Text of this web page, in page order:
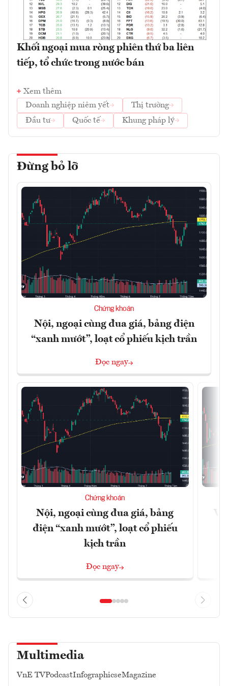
Khối ngoại mua ròng phiên thứ ba liên
tiếp, tổ chức trong nước bán
Xem thêm
Doanh nghiệp niêm yết
Thị trường
Đầu tư
Quốc tế Khung pháp lý
Đừng bỏ lỡ
Chứng khoán
Nội, ngoại cùng đua giá, bảng điện
“xanh mướt”, loạt cổ phiếu kịch trần
Đọc ngay
Chứng khoán
Nội, ngoại cùng đua giá, bảng
điện “xanh mướt”, loạt cổ phiếu
kịch trần
Đọc ngay
Multimedia
VnE TVPodcastInfographicseMagazine